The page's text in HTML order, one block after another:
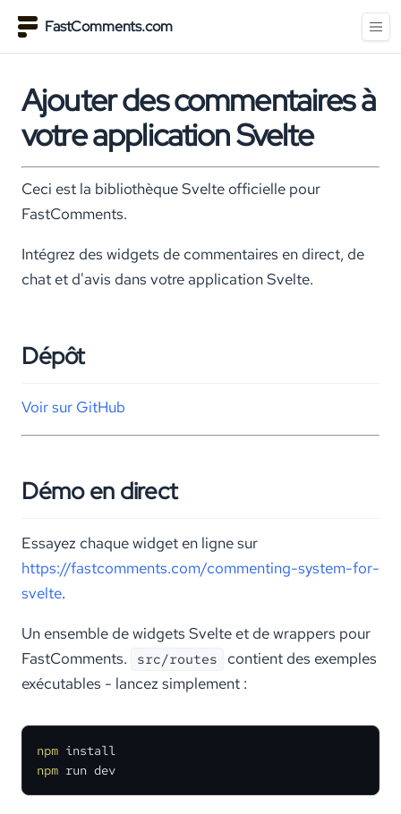
FastComments.com
Ajouter des commentaires à
votre application Svelte
Ceci est la bibliothèque Svelte officielle pour
FastComments.
Intégrez des widgets de commentaires en direct, de
chat et d'avis dans votre application Svelte.
Dépôt
Voir sur GitHub
Démo en direct
Essayez chaque widget en ligne sur
https://fastcomments.com/commenting-system-for-
svelte.
Un ensemble de widgets Svelte et de wrappers pour
FastComments.
src/routes
contient des exemples
exécutables - lancez simplement :
npm
npm run dev